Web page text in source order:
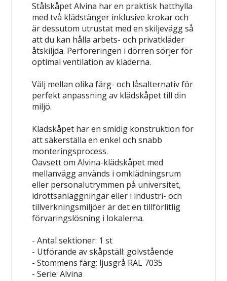
Stålskåpet Alvina har en praktisk hatthylla
med två klädstänger inklusive krokar och
är dessutom utrustat med en skiljevägg så
att du kan hålla arbets- och privatkläder
åtskiljda. Perforeringen i dörren sörjer för
optimal ventilation av kläderna.
Välj mellan olika färg- och låsalternativ för
perfekt anpassning av klädskåpet till din
miljö.
Klädskåpet har en smidig konstruktion för
att säkerställa en enkel och snabb
monteringsprocess.
Oavsett om Alvina-klädskåpet med
mellanvägg används i omklädningsrum
eller personalutrymmen på universitet,
idrottsanläggningar eller i industri- och
tillverkningsmiljöer är det en tillförlitlig
förvaringslösning i lokalerna.
- Antal sektioner: 1 st
- Utförande av skåpställ: golvstående
- Stommens färg: ljusgrå RAL 7035
- Serie: Alvina